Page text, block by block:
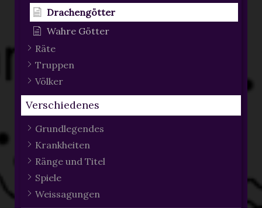
Drachengötter
Wahre Götter
Räte
Truppen
Völker
Verschiedenes
Grundlegendes
Krankheiten
Ränge und Titel
Spiele
Weissagungen